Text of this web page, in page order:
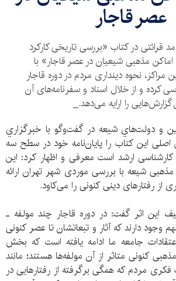
عصر قاجار
قرائتی در کتاب «بررسی تاریخی کارکرد
مذهبی شیعیان در عصر قاجار» با
مراکز، نحوه دینداری مردم در دوره قاجار
کرده و از خلال اسناد و سفرنامه‌های آن
گزارش‌هایی را ارایه می‌دهد._
و دولت‌هاي شيعه در گفت‌وگو با خبرگزاري
اصلی این کتاب را پایان‌نامه خود در سطح سه
ارشد است معرفی و اظهار کرد: این
شیعه با بررسی موردی شهر تهران ارائه
از رفتارهای دینی کنونی را می‌کاود.
این اثر گفت: در دوره قاجار چند مولفه ـ
وجود دارند که آثار و تبعاتشان تا عصر کنونی
جامعه ما ادامه یافته است که بخش
کنونی متاثر از آن‌ مولفه‌ها هستند؛ مانند
فکری مردم که همگی برگرفته از رفتارهایی در